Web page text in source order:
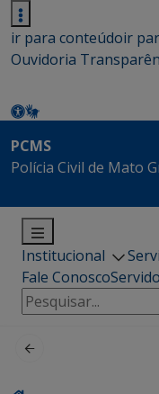
ir para conteúdoir
Ouvidoria
PCMS
Polícia Civil de Mato
Institucional
Fale Conosco
Pesquisar
por: